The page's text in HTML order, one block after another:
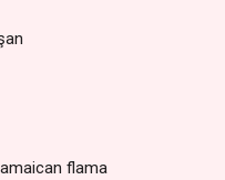
flama